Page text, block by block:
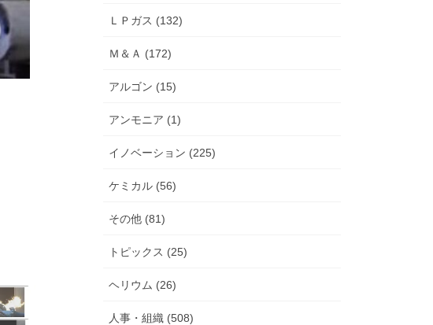
ＬＰガス (132)
Ｍ＆Ａ (172)
アルゴン (15)
アンモニア (1)
イノベーション (225)
ケミカル (56)
その他 (81)
トピックス (25)
ヘリウム (26)
人事・組織 (508)